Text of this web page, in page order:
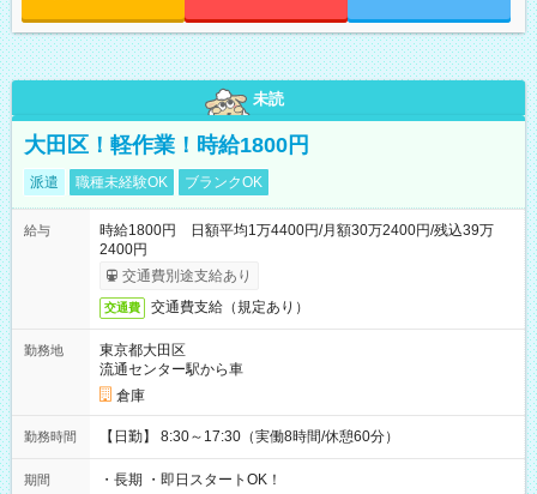
未読
大田区！軽作業！時給1800円
派遣 職種未経験OK ブランクOK
給与
時給1800円 日額平均1万4400円/月額30万2400円/残込39万
2400円
交通費別途支給あり
交通費 交通費支給（規定あり）
勤務地
東京都大田区
流通センター駅から車
倉庫
勤務時間 【日勤】 8:30～17:30（実働8時間/休憩60分）
期間 ・長期 ・即日スタートOK！